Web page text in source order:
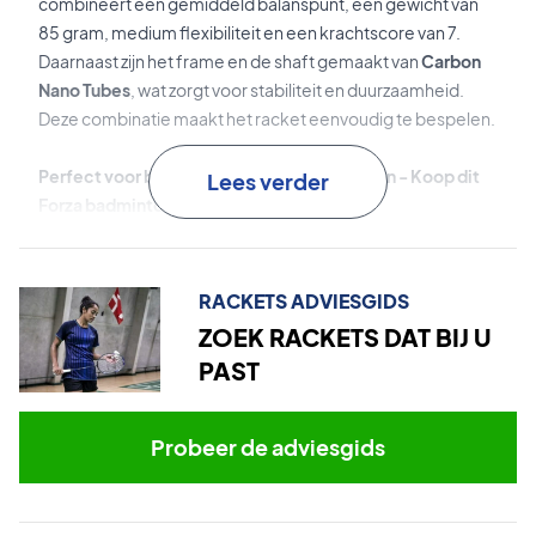
85 gram, medium flexibiliteit en een krachtscore van 7.
Daarnaast zijn het frame en de shaft gemaakt vanCarbon
Nano Tubes , wat zorgt voor stabiliteit en duurzaamheid.
Deze combinatie maakt het racket eenvoudig te bespelen
Perfect voor beginners en licht gevorderden - Koop dit
Forza badmintonracket vandaag nog!
bespanning voor optimale prestaties.
Expertadvies:Voor dit racket raden wij Ashaway Zymax 68
TX bespanning aan met een spanning van 10,5 kg.
Wordt geleverd zonder hoes!
Lees verder
RACKETS ADVIESGIDS
ZOEK RACKETS DAT BIJ U
PAST
Probeer de adviesgids